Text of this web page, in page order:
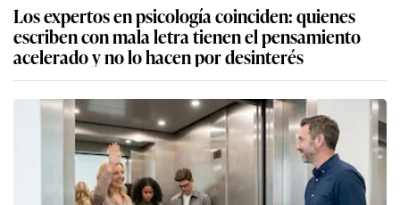
Los expertos en psicología coinciden: quienes
escriben con mala letra tienen el pensamiento
acelerado y no lo hacen por desinterés